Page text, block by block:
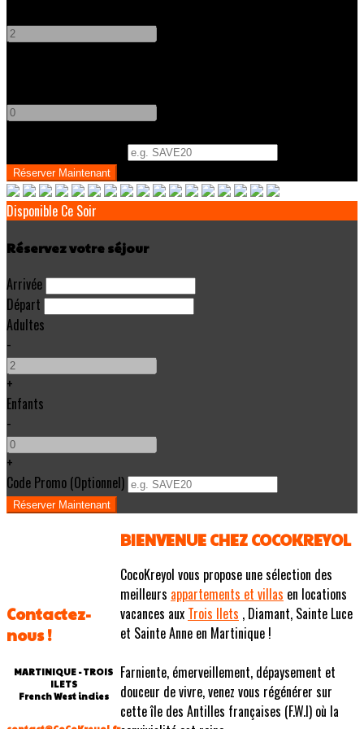
Disponible Ce Soir
Réservez votre séjour
Arrivée
Départ
Adultes
-
+
Enfants
-
+
Code Promo (Optionnel)
Contactez-
nous !
MARTINIQUE - TROIS
ILETS
French West indies
BIENVENUE CHEZ COCOKREYOL
CocoKreyol vous propose une sélection des
meilleurs appartements et villas en locations
vacances aux Trois Ilets , Diamant, Sainte Luce
et Sainte Anne en Martinique !
Farniente, émerveillement, dépaysement et
douceur de vivre, venez vous régénérer sur
cette île des Antilles françaises (F.W.I) où la